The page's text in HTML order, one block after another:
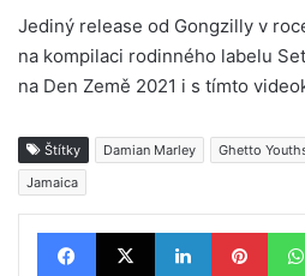
Jediný release od Gongzilly v
na kompilaci rodinného labelu
na Den Země 2021 i s tímto
Štítky Damian Marley
Ghetto
Jamaica
Facebook X LinkedIn Pinterest